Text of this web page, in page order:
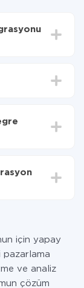
için yapay
pazarlama
ve analiz
çözüm